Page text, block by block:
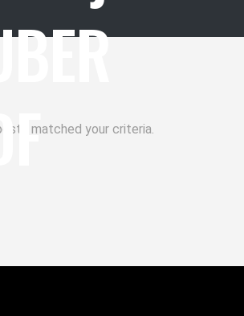
matched your criteria.